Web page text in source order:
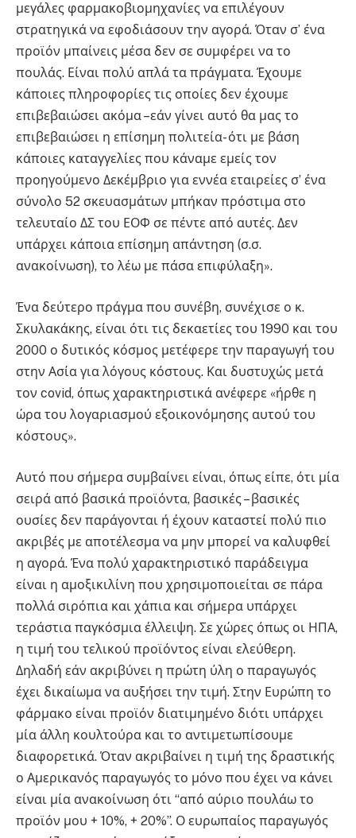
μεγάλες φαρμακοβιομηχανίες να επιλέγουν
στρατηγικά να εφοδιάσουν την αγορά. Όταν σ’ ένα
προϊόν μπαίνεις μέσα δεν σε συμφέρει να το
πουλάς. Είναι πολύ απλά τα πράγματα. Έχουμε
κάποιες πληροφορίες τις οποίες δεν έχουμε
επιβεβαιώσει ακόμα –εάν γίνει αυτό θα μας το
επιβεβαιώσει η επίσημη πολιτεία- ότι με βάση
κάποιες καταγγελίες που κάναμε εμείς τον
προηγούμενο Δεκέμβριο για εννέα εταιρείες σ’ ένα
σύνολο 52 σκευασμάτων μπήκαν πρόστιμα στο
τελευταίο ΔΣ του ΕΟΦ σε πέντε από αυτές. Δεν
υπάρχει κάποια επίσημη απάντηση (σ.σ.
ανακοίνωση), το λέω με πάσα επιφύλαξη».
Ένα δεύτερο πράγμα που συνέβη, συνέχισε ο κ.
Σκυλακάκης, είναι ότι τις δεκαετίες του 1990 και του
2000 ο δυτικός κόσμος μετέφερε την παραγωγή του
στην Ασία για λόγους κόστους. Και δυστυχώς μετά
τον covid, όπως χαρακτηριστικά ανέφερε «ήρθε η
ώρα του λογαριασμού εξοικονόμησης αυτού του
κόστους».
Αυτό που σήμερα συμβαίνει είναι, όπως είπε, ότι μία
σειρά από βασικά προϊόντα, βασικές – βασικές
ουσίες δεν παράγονται ή έχουν καταστεί πολύ πιο
ακριβές με αποτέλεσμα να μην μπορεί να καλυφθεί
η αγορά. Ένα πολύ χαρακτηριστικό παράδειγμα
είναι η αμοξικιλίνη που χρησιμοποιείται σε πάρα
πολλά σιρόπια και χάπια και σήμερα υπάρχει
τεράστια παγκόσμια έλλειψη. Σε χώρες όπως οι ΗΠΑ,
η τιμή του τελικού προϊόντος είναι ελεύθερη.
Δηλαδή εάν ακριβύνει η πρώτη ύλη ο παραγωγός
έχει δικαίωμα να αυξήσει την τιμή. Στην Ευρώπη το
φάρμακο είναι προϊόν διατιμημένο διότι υπάρχει
μία άλλη κουλτούρα και το αντιμετωπίσουμε
διαφορετικά. Όταν ακριβαίνει η τιμή της δραστικής
ο Αμερικανός παραγωγός το μόνο που έχει να κάνει
είναι μία ανακοίνωση ότι “από αύριο πουλάω το
προϊόν μου + 10%, + 20%”. Ο ευρωπαίος παραγωγός